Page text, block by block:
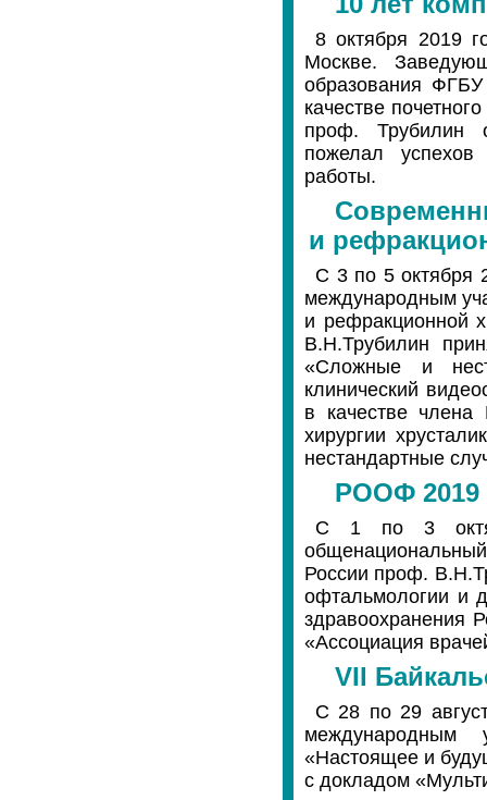
8 октября 2019
Москве.
образования
качестве
проф. Трубилин
пожелал успехов
работы.
и
С 3 по 5 октября
международным
и рефракционной
В.Н.Трубилин
«Сложные и
клинический
в качестве члена
хирургии
нестандартные
РООФ 2019
С 1 по 3
России проф.
офтальмологии и
здравоохранения
«Ассоциация
VII
С 28 по 29
международным
«Настоящее и
с докладом